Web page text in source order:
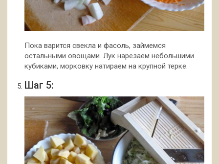
Пока варится свекла и фасоль, займемся
остальными овощами. Лук нарезаем небольшими
кубиками, морковку натираем на крупной терке.
Шаг 5: